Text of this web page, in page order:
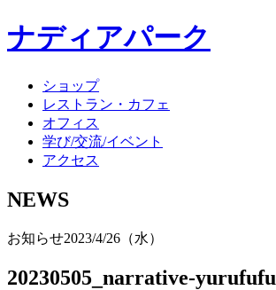
ナディアパーク
ショップ
レストラン・カフェ
オフィス
学び/交流/イベント
アクセス
NEWS
お知らせ2023/4/26（水）
20230505_narrative-yurufufu